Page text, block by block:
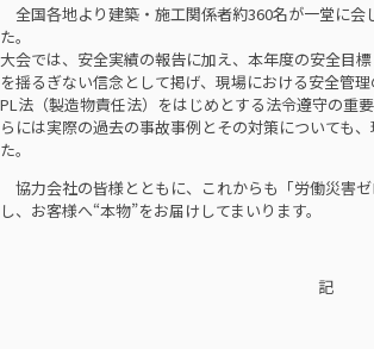
全国各地より建築・施工関係者約360名が一堂に会
た。
大会では、安全実績の報告に加え、本年度の安全目
を揺るぎない信念として掲げ、現場における安全管
PL法（製造物責任法）をはじめとする法令遵守の重
らには実際の過去の事故事例とその対策についても
た。
協力会社の皆様とともに、これからも「労働災害
し、お客様へ“本物”をお届けしてまいります。
記